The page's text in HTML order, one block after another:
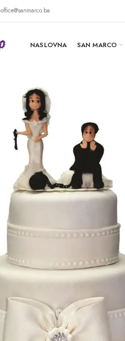
office@sanmarco.ba
NASLOVNA SAN MARCO